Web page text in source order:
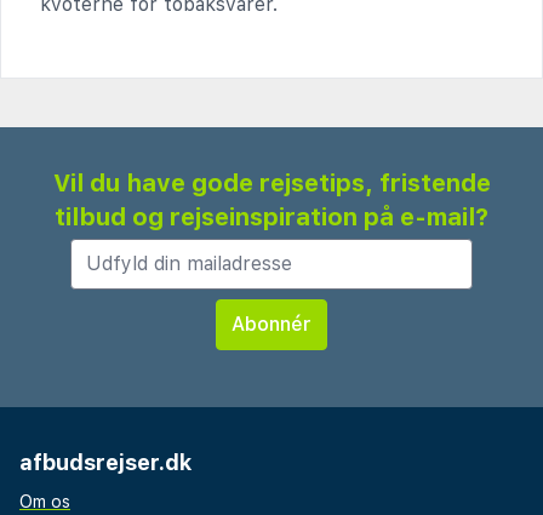
Vil du have gode rejsetips, fristende
tilbud og rejseinspiration på e-mail?
afbudsrejser.dk
Om os